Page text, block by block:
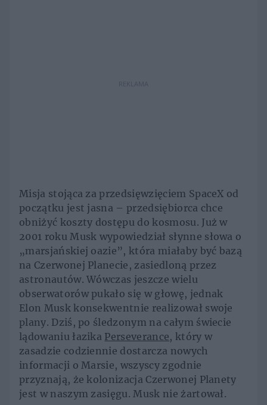
REKLAMA
Misja stojąca za przedsięwzięciem SpaceX od
początku jest jasna – przedsiębiorca chce
obniżyć koszty dostępu do kosmosu. Już w
2001 roku Musk wypowiedział słynne słowa o
„marsjańskiej oazie”, która miałaby być bazą
na Czerwonej Planecie, zasiedloną przez
astronautów. Wówczas jeszcze wielu
obserwatorów pukało się w głowę, jednak
Elon Musk konsekwentnie realizował swoje
plany. Dziś, po śledzonym na całym świecie
lądowaniu łazika Perseverance, który w
zasadzie codziennie dostarcza nowych
informacji o Marsie, wszyscy zgodnie
przyznają, że kolonizacja Czerwonej Planety
jest w naszym zasięgu. Musk nie żartował.